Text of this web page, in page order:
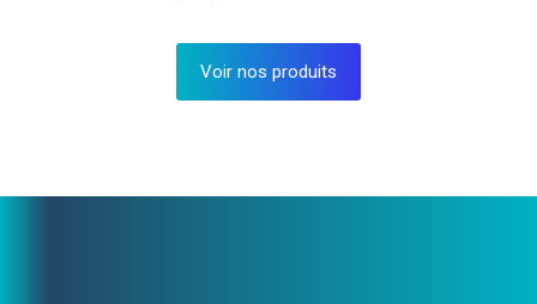
Voir nos produits